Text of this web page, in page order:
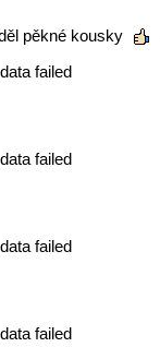
pěkné kousky
failed
failed
failed
failed